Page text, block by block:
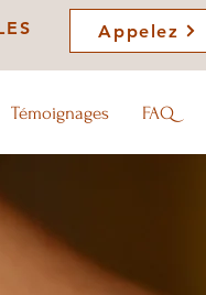
Appelez
Témoignages FAQ